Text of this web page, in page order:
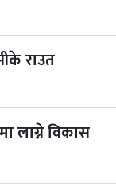
राउत
लाग्ने विकास